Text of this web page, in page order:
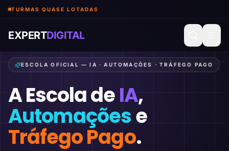
TURMAS QUASE LOTADAS
EXPERTDIGITAL
ESCOLA OFICIAL — IA · AUTOMAÇÕES · TRÁFEGO PAGO
A Escola deIA,
Automaçõese
Tráfego Pago.